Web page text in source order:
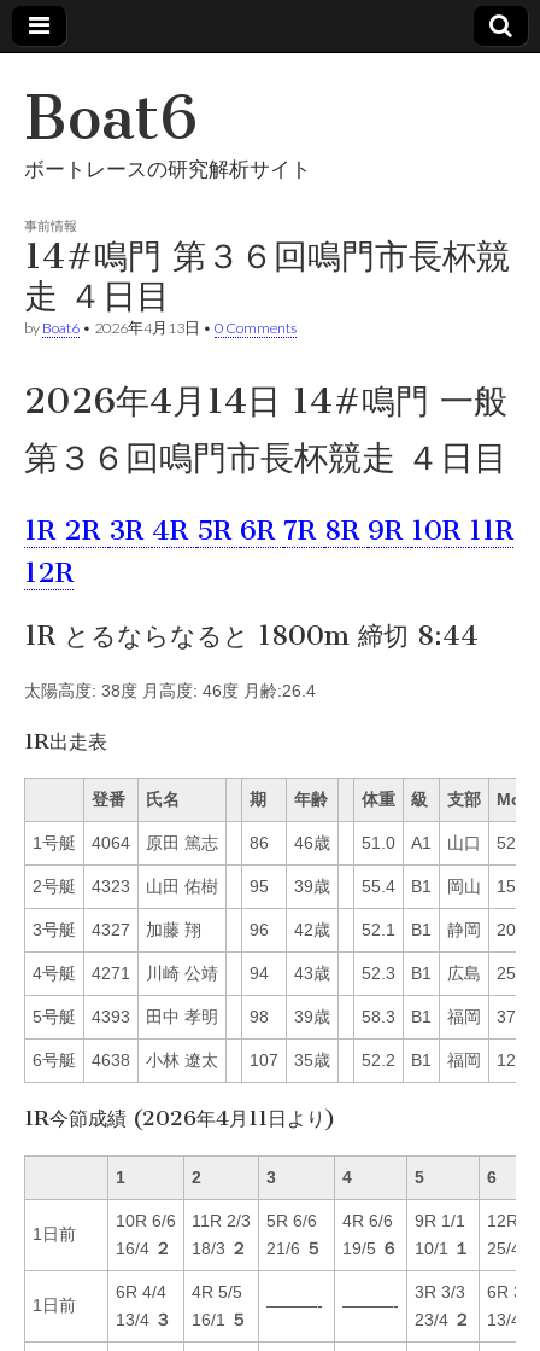
Boat6
ボートレースの研究解析サイト
事前情報
14#鳴門 第３６回鳴門市長杯競
走 ４日目
by Boat6 • 2026年4月13日 • 0 Comments
2026年4月14日 14#鳴門 一般
第３６回鳴門市長杯競走 ４日目
1R 2R 3R 4R 5R 6R 7R 8R 9R 10R 11R
12R
1R とるならなると 1800m 締切 8:44
太陽高度: 38度 月高度: 46度 月齢:26.4
1R出走表
登番 氏名 期 年齢 体重 級 支部 Mo
1号艇 4064 原田 篤志 86 46歳 51.0 A1 山口 52
2号艇 4323 山田 佑樹 95 39歳 55.4 B1 岡山 15
3号艇 4327 加藤 翔 96 42歳 52.1 B1 静岡 20
4号艇 4271 川崎 公靖 94 43歳 52.3 B1 広島 25
5号艇 4393 田中 孝明 98 39歳 58.3 B1 福岡 37
6号艇 4638 小林 遼太 107 35歳 52.2 B1 福岡 12
1R今節成績 (2026年4月11日より)
1 2 3 4 5 6
1日前
10R 6/6
16/4 ２
11R 2/3
18/3 ２
5R 6/6
21/6 ５
4R 6/6
19/5 ６
9R 1/1
10/1
１
12R
25/4
1日前
6R 4/4
13/4 ３
4R 5/5
16/1
５
———- ———-
3R 3/3
23/4 ２
6R 3/3
13/4